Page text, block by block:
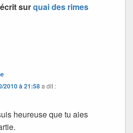
surquai des rimes
2010 à 21:58a dit :
heureuse que tu aies